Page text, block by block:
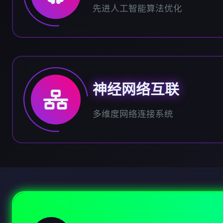
先进人工智能算法优化
神经网络互联
多维度网络连接系统